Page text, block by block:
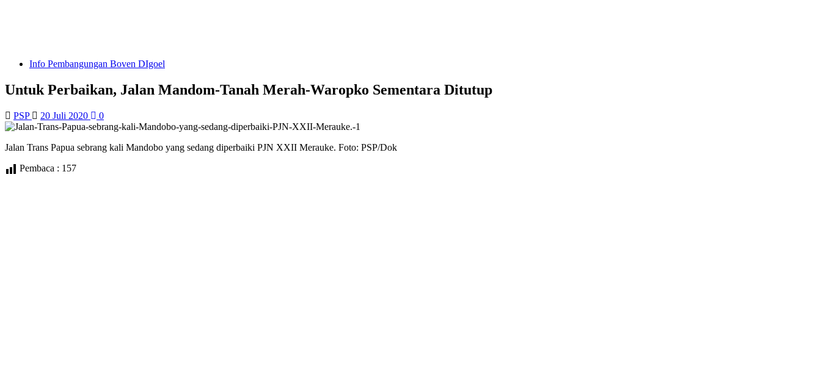
Info Pembangungan Boven DIgoel
Untuk Perbaikan, Jalan Mandom-Tanah Merah-Waropko Sementara Ditutup
PSP 20 Juli 2020 0
Jalan Trans Papua sebrang kali Mandobo yang sedang diperbaiki PJN XXII Merauke. Foto: PSP/Dok
Pembaca : 157